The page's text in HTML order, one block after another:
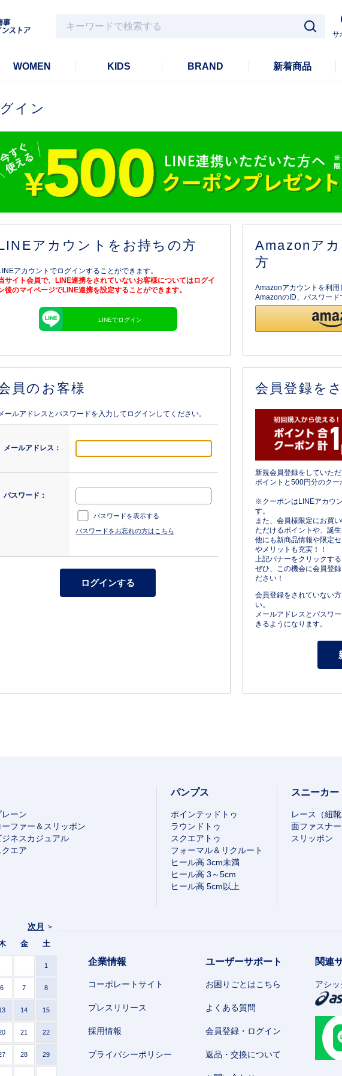
サ
WOMEN KIDS BRAND 新着商品
イン
アカウントをお持ちの方
アカウントでログインすることができます。
サイト会員で、LINE連携をされていないお客様についてはログイ
後のマイページでLINE連携を設定することができます。
LINEでログイン
Amazonア
方
Amazonアカウントを利用
AmazonのID、パスワード
員のお客様
ールアドレスとパスワードを入力してログインしてください。
メールアドレス：
パスワード：
パスワードを表示する
パスワードをお忘れの方はこちら
会員登録を
新規会員登録をしていた
ポイントと500円分のクー
※クーポンはLINEアカウ
す。
また、会員様限定にお買
ただけるポイントや、誕
他にも新商品情報や限定
やメリットも充実！！
上記バナーをクリックす
ぜひ、この機会に会員登
ださい！
会員登録をされていない
い。
メールアドレスとパスワ
きるようになります。
レーン
ーファー＆スリッポン
ジネスカジュアル
クエア
パンプス
ポインテッドトゥ
ラウンドトゥ
スクエアトゥ
フォーマル＆リクルート
ヒール高 3cm未満
ヒール高 3～5cm
ヒール高 5cm以上
スニーカー
レース（紐靴
面ファスナー
スリッポン
次月 >
金 土
1
6 7 8
14 15
21 22
28 29
企業情報
コーポレートサイト
プレスリリース
採用情報
プライバシーポリシー
ユーザーサポート
お困りごとはこちら
よくある質問
会員登録・ログイン
返品・交換について
関連
アシ